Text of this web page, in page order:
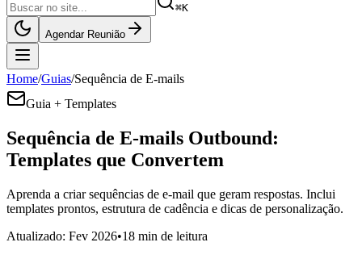
⌘K
Agendar Reunião
Home/Guias/Sequência de E-mails
Guia + Templates
Sequência de E-mails Outbound:
Templates que Convertem
Aprenda a criar sequências de e-mail que geram respostas. Inclui
templates prontos, estrutura de cadência e dicas de personalização.
Atualizado: Fev 2026•18 min de leitura